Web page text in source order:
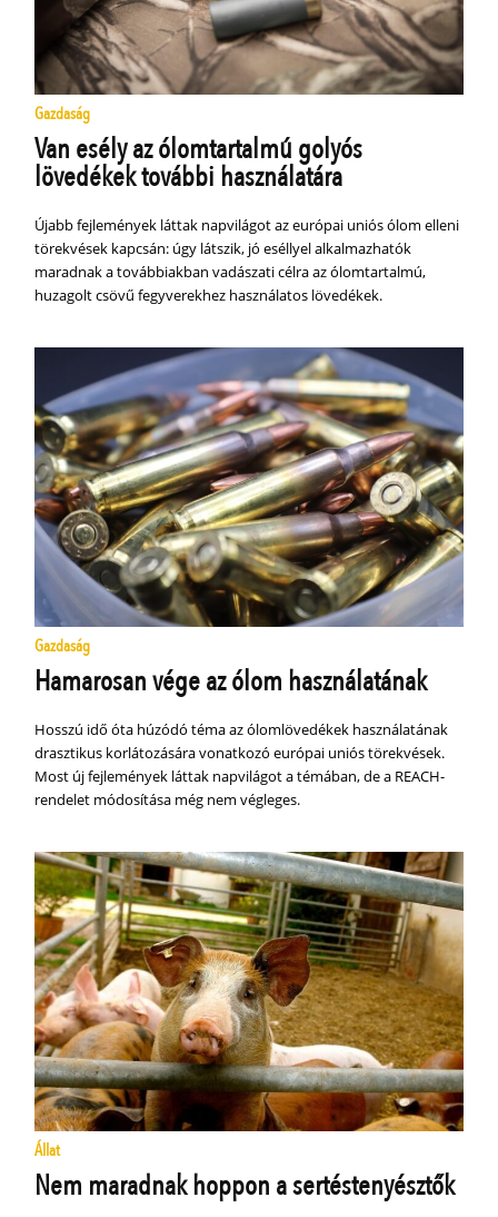
Gazdaság
Van esély az ólomtartalmú golyós
lövedékek további használatára
Újabb fejlemények láttak napvilágot az európai uniós ólom elleni
törekvések kapcsán: úgy látszik, jó eséllyel alkalmazhatók
maradnak a továbbiakban vadászati célra az ólomtartalmú,
huzagolt csövű fegyverekhez használatos lövedékek.
Gazdaság
Hamarosan vége az ólom használatának
Hosszú idő óta húzódó téma az ólomlövedékek használatának
drasztikus korlátozására vonatkozó európai uniós törekvések.
Most új fejlemények láttak napvilágot a témában, de a REACH-
rendelet módosítása még nem végleges.
Állat
Nem maradnak hoppon a sertéstenyésztők